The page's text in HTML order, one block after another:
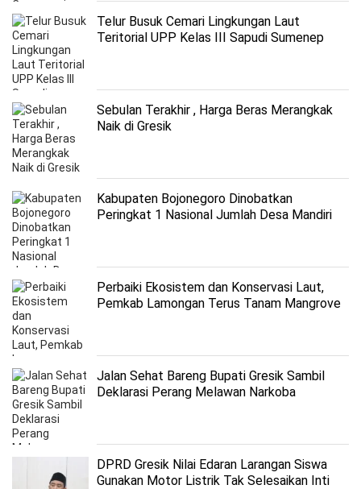
Telur Busuk Cemari Lingkungan Laut
Teritorial UPP Kelas III Sapudi Sumenep
Sebulan Terakhir , Harga Beras Merangkak
Naik di Gresik
Kabupaten Bojonegoro Dinobatkan
Peringkat 1 Nasional Jumlah Desa Mandiri
Perbaiki Ekosistem dan Konservasi Laut,
Pemkab Lamongan Terus Tanam Mangrove
Jalan Sehat Bareng Bupati Gresik Sambil
Deklarasi Perang Melawan Narkoba
DPRD Gresik Nilai Edaran Larangan Siswa
Gunakan Motor Listrik Tak Selesaikan Inti